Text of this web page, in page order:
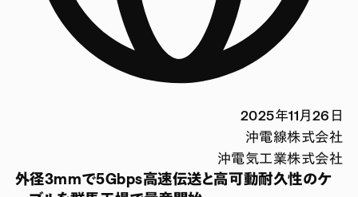
2025年11月26日
沖電線株式会社
沖電気工業株式会社
外径3mmで5Gbps高速伝送と高可動耐久性のケ